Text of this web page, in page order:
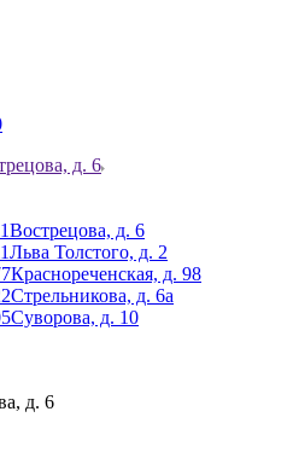
д. 6
Вострецова, д. 6
Льва Толстого, д. 2
Краснореченская, д. 98
Стрельникова, д. 6а
Суворова, д. 10
д. 6